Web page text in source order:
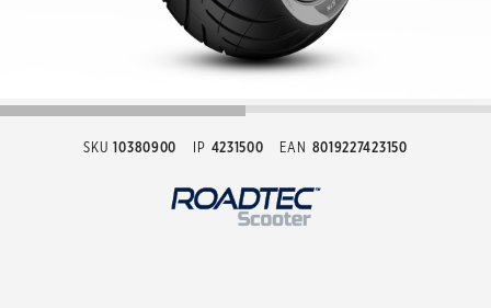
SKU 10380900 IP 4231500 EAN 8019227423150